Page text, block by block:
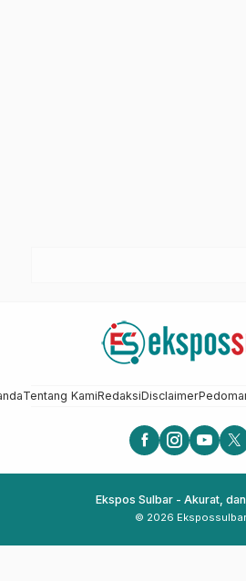
Tentang KamiRedaksiDisclaimer
Ekspos Sulbar - Akurat,
© 2026